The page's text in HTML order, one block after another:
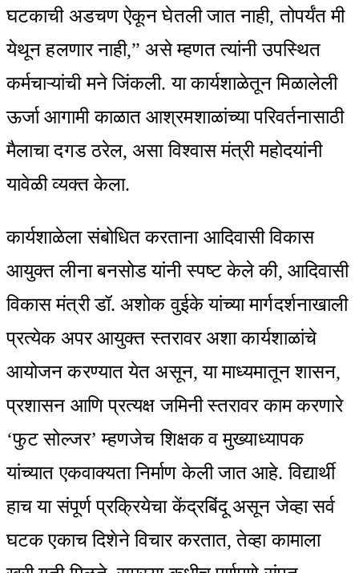
घटकाची अडचण ऐकून घेतली जात नाही, तोपर्यंत मी
येथून हलणार नाही,” असे म्हणत त्यांनी उपस्थित
कर्मचाऱ्यांची मने जिंकली. या कार्यशाळेतून मिळालेली
ऊर्जा आगामी काळात आश्रमशाळांच्या परिवर्तनासाठी
मैलाचा दगड ठरेल, असा विश्वास मंत्री महोदयांनी
यावेळी व्यक्त केला.
कार्यशाळेला संबोधित करताना आदिवासी विकास
आयुक्त लीना बनसोड यांनी स्पष्ट केले की, आदिवासी
विकास मंत्री डॉ. अशोक वुईके यांच्या मार्गदर्शनाखाली
प्रत्येक अपर आयुक्त स्तरावर अशा कार्यशाळांचे
आयोजन करण्यात येत असून, या माध्यमातून शासन,
प्रशासन आणि प्रत्यक्ष जमिनी स्तरावर काम करणारे
‘फुट सोल्जर’ म्हणजेच शिक्षक व मुख्याध्यापक
यांच्यात एकवाक्यता निर्माण केली जात आहे. विद्यार्थी
हाच या संपूर्ण प्रक्रियेचा केंद्रबिंदू असून जेव्हा सर्व
घटक एकाच दिशेने विचार करतात, तेव्हा कामाला